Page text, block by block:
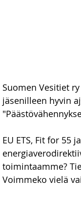
Suomen Vesitiet
jäsenilleen hyvin
EU ETS, Fit for 55
toimintaamme?
Voimmeko vielä